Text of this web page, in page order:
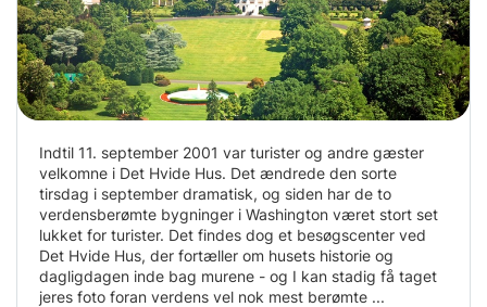
Indtil 11. september 2001 var turister og andre gæster
velkomne i Det Hvide Hus. Det ændrede den sorte
tirsdag i september dramatisk, og siden har de to
verdensberømte bygninger i Washington været stort set
lukket for turister. Det findes dog et besøgscenter ved
Det Hvide Hus, der fortæller om husets historie og
dagligdagen inde bag murene - og I kan stadig få taget
jeres foto foran verdens vel nok mest berømte ...